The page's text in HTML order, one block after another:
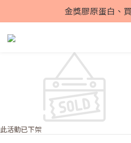
金獎膠原蛋白、
此活動已下架